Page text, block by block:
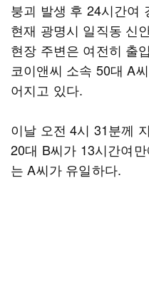
붕괴 발생 후 24시간여
현재 광명시 일직동 신
현장 주변은 여전히 출
코이앤씨 소속 50대 A
어지고 있다.
이날 오전 4시 31분께
20대 B씨가 13시간여
는 A씨가 유일하다.